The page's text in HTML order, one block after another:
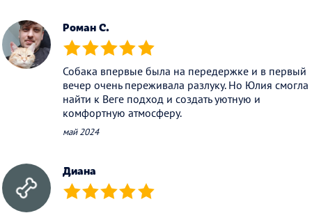
Роман С.
(*) (*) (*) (*) (*)
Собака впервые была на передержке и в первый
вечер очень переживала разлуку. Но Юлия смогла
найти к Веге подход и создать уютную и
комфортную атмосферу.
май 2024
Диана
(*) (*) (*) (*) (*)